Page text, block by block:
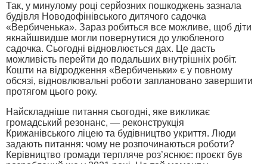
Так, у минулому році серйозних пошкоджень зазнала
будівля Новодофінівського дитячого садочка
«Вербиченька». Зараз робиться все можливе, щоб діти
якнайшвидше могли повернутися до улюбленого
садочка. Сьогодні відновлюється дах. Це дасть
можливість перейти до подальших внутрішніх робіт.
Кошти на відродження «Вербиченьки» є у повному
обсязі, відновлювальні роботи заплановано завершити
протягом цього року.
Найскладніше питання сьогодні, яке викликає
громадський резонанс, — реконструкція
Крижанівського ліцею та будівництво укриття. Люди
задають питання: чому не розпочинаються роботи?
Керівництво громади терпляче роз’яснює: проєкт був